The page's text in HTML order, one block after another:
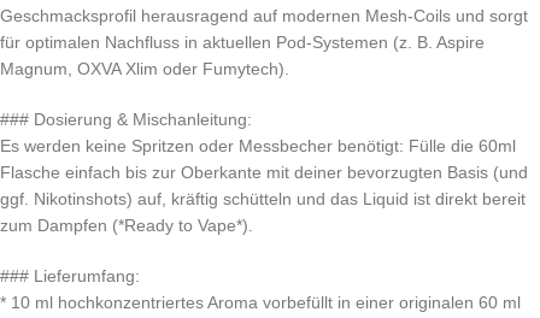
Geschmacksprofil herausragend auf modernen Mesh-Coils und sorgt
für optimalen Nachfluss in aktuellen Pod-Systemen (z. B. Aspire
Magnum, OXVA Xlim oder Fumytech).
### Dosierung & Mischanleitung:
Es werden keine Spritzen oder Messbecher benötigt: Fülle die 60ml
Flasche einfach bis zur Oberkante mit deiner bevorzugten Basis (und
ggf. Nikotinshots) auf, kräftig schütteln und das Liquid ist direkt bereit
zum Dampfen (*Ready to Vape*).
### Lieferumfang:
* 10 ml hochkonzentriertes Aroma vorbefüllt in einer originalen 60 ml